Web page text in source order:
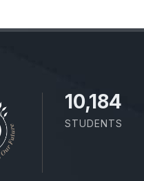
11,418
STUDENTS